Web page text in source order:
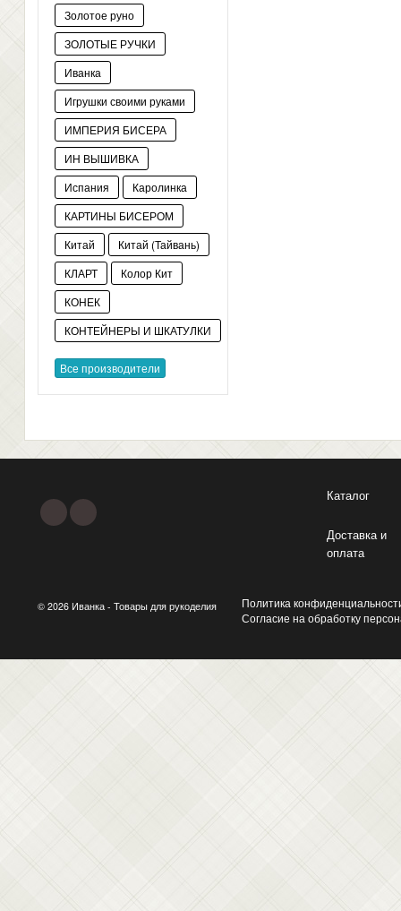
Золотое руно
ЗОЛОТЫЕ РУЧКИ
Иванка
Игрушки своими руками
ИМПЕРИЯ БИСЕРА
ИН ВЫШИВКА
Испания
Каролинка
КАРТИНЫ БИСЕРОМ
Китай
Китай (Тайвань)
КЛАРТ
Колор Кит
КОНЕК
КОНТЕЙНЕРЫ И ШКАТУЛКИ
Все производители
Каталог
Доставка и
оплата
© 2026 Иванка - Товары для рукоделия
Политика
Согласие на обработку